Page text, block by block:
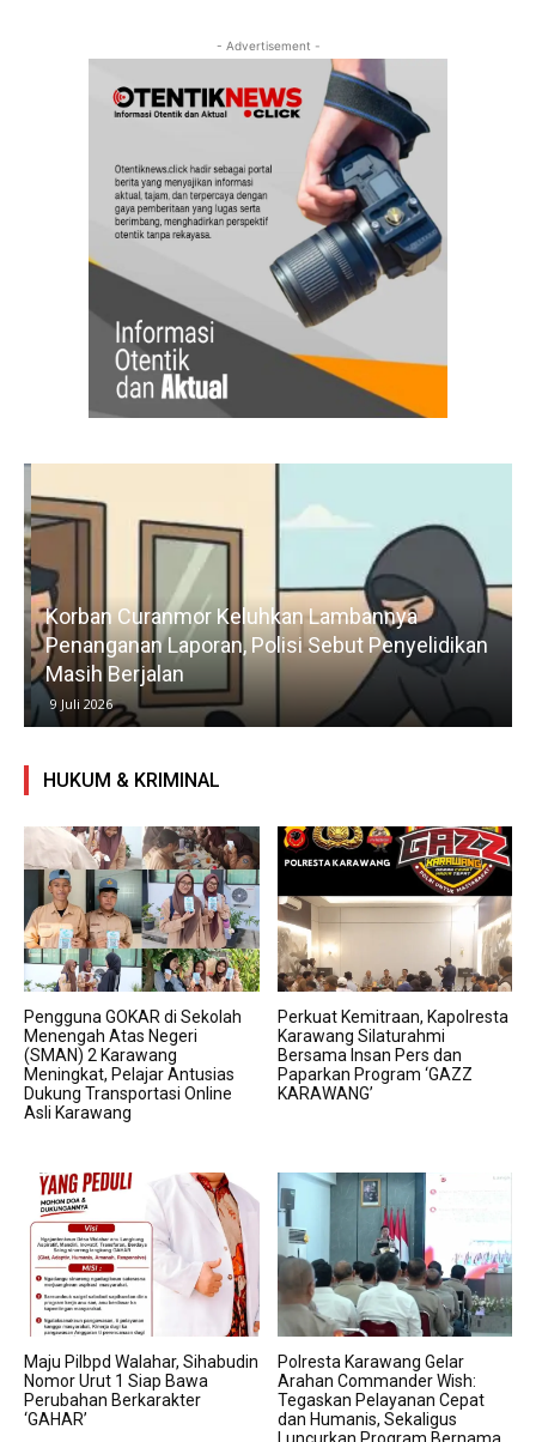
- Advertisement -
Korban Curanmor Keluhkan Lambannya
Penanganan Laporan, Polisi Sebut Penyelidikan
Masih Berjalan
9 Juli 2026
HUKUM & KRIMINAL
Pengguna GOKAR di Sekolah
Menengah Atas Negeri
(SMAN) 2 Karawang
Meningkat, Pelajar Antusias
Dukung Transportasi Online
Asli Karawang
Perkuat Kemitraan, Kapolresta
Karawang Silaturahmi
Bersama Insan Pers dan
Paparkan Program ‘GAZZ
KARAWANG’
Maju Pilbpd Walahar, Sihabudin
Nomor Urut 1 Siap Bawa
Perubahan Berkarakter
‘GAHAR’
Polresta Karawang Gelar
Arahan Commander Wish:
Tegaskan Pelayanan Cepat
dan Humanis, Sekaligus